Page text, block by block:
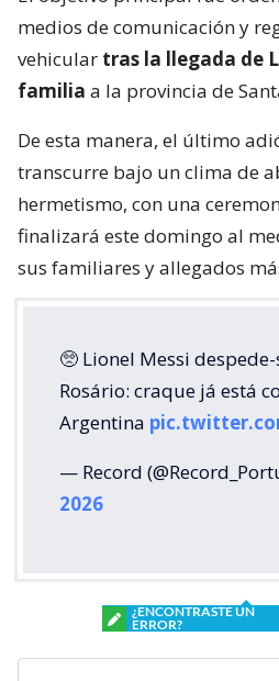
medios de comunicación y
vehicular tras la llegada de
familia a la provincia de
De esta manera, el último
transcurre bajo un clima de
hermetismo, con una
finalizará este domingo al
sus familiares y allegados
🥺 Lionel Messi
Rosário: craque já está
Argentina
— Record
2026
¿ENCONTRASTE UN
ERROR?